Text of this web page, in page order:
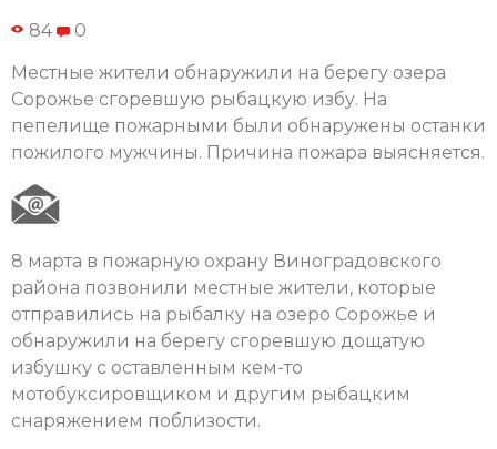
84 0
Местные жители обнаружили на берегу озера
Сорожье сгоревшую рыбацкую избу. На
пепелище пожарными были обнаружены останки
пожилого мужчины. Причина пожара выясняется.
8 марта в пожарную охрану Виноградовского
района позвонили местные жители, которые
отправились на рыбалку на озеро Сорожье и
обнаружили на берегу сгоревшую дощатую
избушку с оставленным кем-то
мотобуксировщиком и другим рыбацким
снаряжением поблизости.